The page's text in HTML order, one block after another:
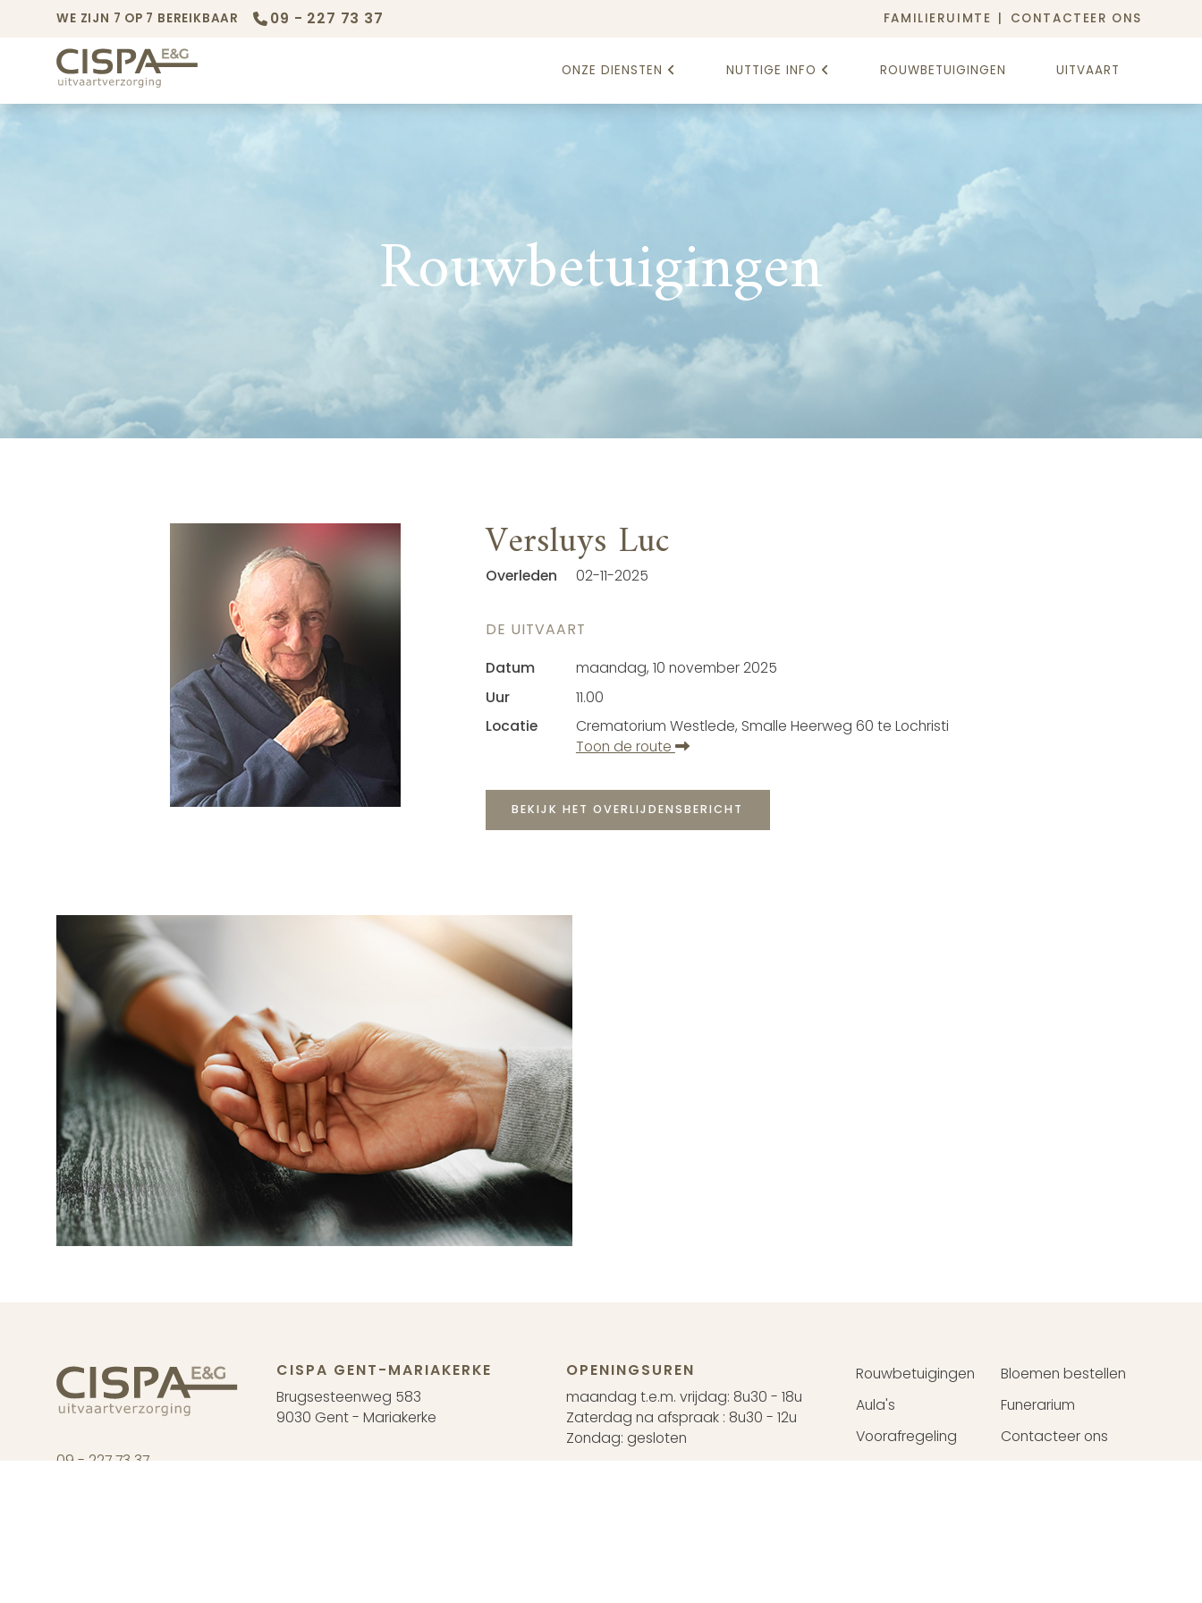
WE ZIJN 7 OP 7 BEREIKBAAR 09 - 227 73 37 FAMILIERUIMTE CONTACTEER ONS
ONZE DIENSTEN NUTTIGE INFO ROUWBETUIGINGEN UITVAART
Rouwbetuigingen
Versluys Luc
Overleden 02-11-2025
DE UITVAART
Datum
maandag, 10 november 2025
Uur
11.00
Locatie
Crematorium Westlede, Smalle Heerweg 60 te Lochristi
Toon de route
BEKIJK HET OVERLIJDENSBERICHT
09 - 227 73 37
CISPA GENT-MARIAKERKE
Brugsesteenweg 583
9030 Gent - Mariakerke
OPENINGSUREN
maandag t.e.m. vrijdag: 8u30 - 18u
Zaterdag na afspraak : 8u30 - 12u
Zondag: gesloten
Rouwbetuigingen
Bloemen bestellen
Aula's
Funerarium
Voorafregeling
Contacteer ons